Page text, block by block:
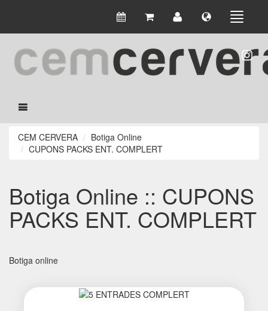
CEM CERVERA
Botiga Online
CUPONS PACKS ENT. COMPLERT
Botiga Online :: CUPONS
PACKS ENT. COMPLERT
Botiga online